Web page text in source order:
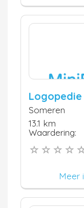
Logopedie
Someren
13.1 km
Waardering:
Meer